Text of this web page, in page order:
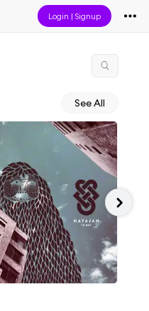
Login |Signup
See All